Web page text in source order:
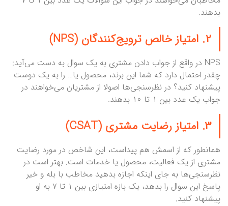
بدهند.
۲. امتیاز خالص ترویج‌کنندگان (NPS)
NPS در واقع از جواب دادن مشتری به یک سوال به دست می‌آید:
چقدر احتمال دارد که شما این برند، محصول یا… را به یک دوست
پیشنهاد کنید؟ در نظرسنجی‌ها اصولا از مشتریان می‌خواهند در
جواب یک عدد بین ۱ تا ۱۰ بدهند.
۳. امتیاز رضایت مشتری (CSAT)
همانطور که از اسمش هم پیداست، این شاخص در مورد رضایت
مشتری از یک فعالیت، محصول یا خدمات است. بهتر است در
نظرسنجی‌ها به جای اینکه اجازه بدهید مخاطب با بله و خیر
پاسخ این سوال را بدهد، یک بازه امتیازی بین ۱ تا ۷ به او
پیشنهاد کنید.